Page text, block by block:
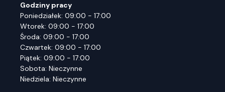
Godziny pracy
Poniedziałek: 09:00 - 17:00
Wtorek: 09:00 - 17:00
Środa: 09:00 - 17:00
Czwartek: 09:00 - 17:00
Piątek: 09:00 - 17:00
Sobota: Nieczynne
Niedziela: Nieczynne